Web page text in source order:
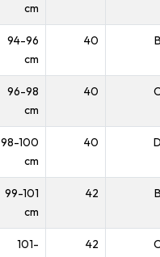
cm
94-96
cm
40
96-98
cm
40
98-100
cm
40
99-101
cm
42
101-
42